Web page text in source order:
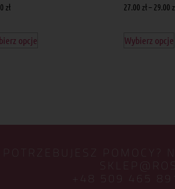
zł
opcje
27.00 zł– 29.00
Wybierz opcje
POTRZEBUJESZ
+48 509 465